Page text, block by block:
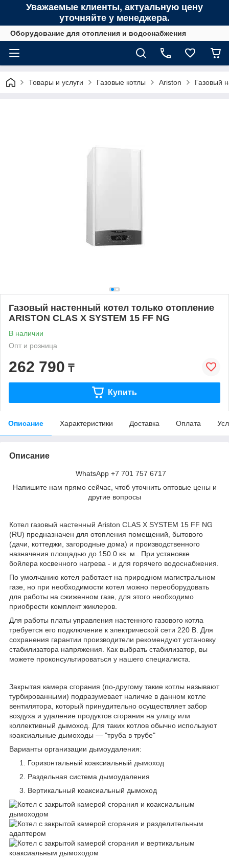
Уважаемые клиенты, актуальную цену
уточняйте у менеджера.
Оборудование для отопления и водоснабжения
Товары и услуги Газовые котлы Ariston Газовый
Газовый настенный котел только отопление
ARISTON CLAS X SYSTEM 15 FF NG
В наличии
Опт и розница
262 790 ₸
Купить
Описание Характеристики Доставка Оплата
Описание
WhatsApp +7 701 757 6717
Напишите нам прямо сейчас, чтоб уточнить оптовые цены и
другие вопросы
Котел газовый настенный Ariston CLAS X SYSTEM 15 FF NG
(RU) предназначен для отопления помещений, бытового
(дачи, коттеджи, загородные дома) и производственного
назначения площадью до 150.0 кв. м.. При установке
бойлера косвенного нагрева - и для горячего водоснабжения.
По умолчанию котел работает на природном магистральном
газе, но при необходимости котел можно переоборудовать
для работы на сжиженном газе, для этого необходимо
приобрести комплект жиклеров.
Для работы платы управления настенного газового котла
требуется его подключение к электрической сети 220 В. Для
сохранения гарантии производители рекомендуют установку
стабилизатора напряжения. Как выбрать стабилизатор, вы
можете проконсультироваться у нашего специалиста.
Закрытая камера сгорания (по-другому такие котлы называют
турбированными) подразумевает наличие в данном котле
вентилятора, который принудительно осуществляет забор
воздуха и удаление продуктов сгорания на улицу или
коллективный дымоход. Для таких котлов обычно используют
коаксиальные дымоходы — "труба в трубе"
Варианты организации дымоудаления:
Горизонтальный коаксиальный дымоход
Раздельная система дымоудаления
Вертикальный коаксиальный дымоход